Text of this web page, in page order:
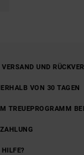
UND
VON 30 TAGEN
TREUEPROGRAMM